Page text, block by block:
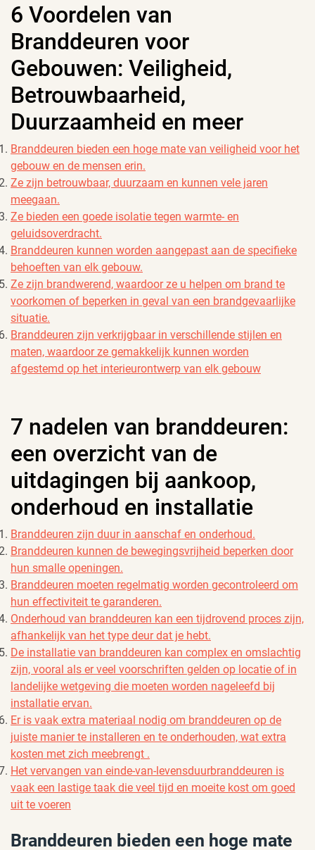
6 Voordelen van
Branddeuren voor
Gebouwen: Veiligheid,
Betrouwbaarheid,
Duurzaamheid en meer
Branddeuren bieden een hoge mate van veiligheid voor het
gebouw en de mensen erin.
Ze zijn betrouwbaar, duurzaam en kunnen vele jaren
meegaan.
Ze bieden een goede isolatie tegen warmte- en
geluidsoverdracht.
Branddeuren kunnen worden aangepast aan de specifieke
behoeften van elk gebouw.
Ze zijn brandwerend, waardoor ze u helpen om brand te
voorkomen of beperken in geval van een brandgevaarlijke
situatie.
Branddeuren zijn verkrijgbaar in verschillende stijlen en
maten, waardoor ze gemakkelijk kunnen worden
afgestemd op het interieurontwerp van elk gebouw
7 nadelen van branddeuren:
een overzicht van de
uitdagingen bij aankoop,
onderhoud en installatie
Branddeuren zijn duur in aanschaf en onderhoud.
Branddeuren kunnen de bewegingsvrijheid beperken door
hun smalle openingen.
Branddeuren moeten regelmatig worden gecontroleerd om
hun effectiviteit te garanderen.
Onderhoud van branddeuren kan een tijdrovend proces zijn,
afhankelijk van het type deur dat je hebt.
De installatie van branddeuren kan complex en omslachtig
zijn, vooral als er veel voorschriften gelden op locatie of in
landelijke wetgeving die moeten worden nageleefd bij
installatie ervan.
Er is vaak extra materiaal nodig om branddeuren op de
juiste manier te installeren en te onderhouden, wat extra
kosten met zich meebrengt .
Het vervangen van einde-van-levensduurbranddeuren is
vaak een lastige taak die veel tijd en moeite kost om goed
uit te voeren
Branddeuren bieden een hoge mate